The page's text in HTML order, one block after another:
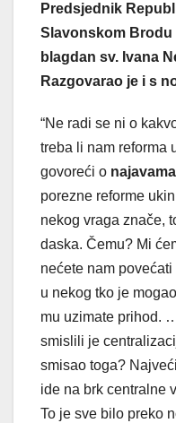
Predsjednik
Slavonskom Brodu
blagdan sv. Ivana
Razgovarao je i s
“Ne radi se ni o
treba li nam reforma
govoreći o
porezne reforme
nekog vraga znače,
daska. Čemu? Mi
nećete nam
u nekog tko je
mu uzimate prihod.
smislili je
smisao toga?
ide na brk centralne
To je sve bilo preko